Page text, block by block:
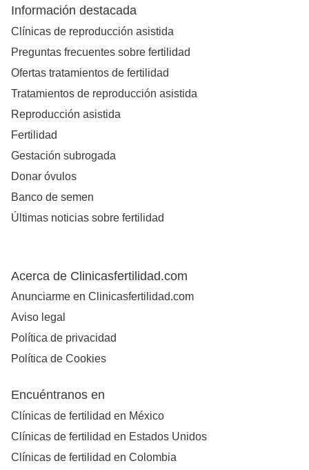
Información destacada
Clínicas de reproducción asistida
Preguntas frecuentes sobre fertilidad
Ofertas tratamientos de fertilidad
Tratamientos de reproducción asistida
Reproducción asistida
Fertilidad
Gestación subrogada
Donar óvulos
Banco de semen
Últimas noticias sobre fertilidad
Acerca de Clinicasfertilidad.com
Anunciarme en Clinicasfertilidad.com
Aviso legal
Política de privacidad
Política de Cookies
Encuéntranos en
Clínicas de fertilidad en México
Clínicas de fertilidad en Estados Unidos
Clínicas de fertilidad en Colombia